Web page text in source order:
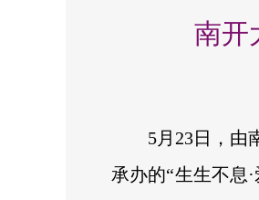
南开
5月23日，由
承办的“生生不息